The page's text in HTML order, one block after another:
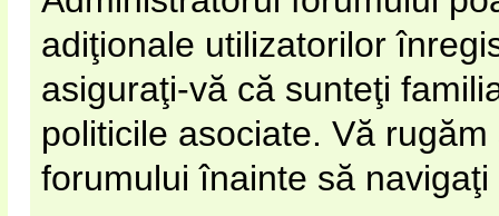
adiţionale utilizatorilor
asiguraţi-vă că sunteţi
politicile asociate. Vă
forumului înainte să